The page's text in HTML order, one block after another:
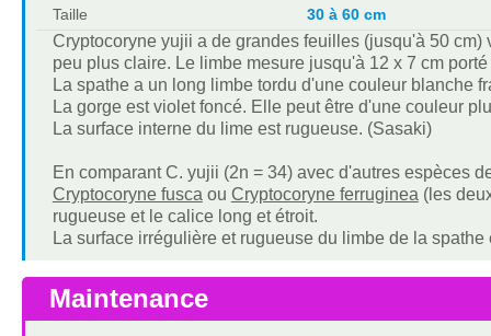
Taille
30 à 60 cm
Cryptocoryne yujii a de grandes feuilles (jusqu'à 50
peu plus claire. Le limbe mesure jusqu'à 12 x 7 cm
La spathe a un long limbe tordu d'une couleur blanche
La gorge est violet foncé. Elle peut être d'une couleur
La surface interne du lime est rugueuse. (Sasaki)
En comparant C. yujii (2n = 34) avec d'autres espèces
Cryptocoryne fusca ou Cryptocoryne ferruginea (les
rugueuse et le calice long et étroit.
La surface irrégulière et rugueuse du limbe de la
Maintenance